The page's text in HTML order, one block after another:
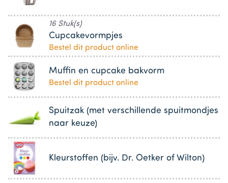
16 Stuk(s)
Cupcakevormpjes
Bestel dit product online
Muffin en cupcake bakvorm
Bestel dit product online
Spuitzak (met verschillende spuitmondjes
naar keuze)
Kleurstoffen (bijv. Dr. Oetker of Wilton)